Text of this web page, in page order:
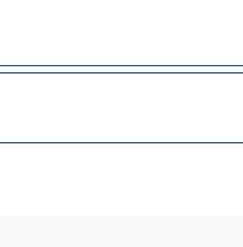
r. w sprawie
Ministra
z
w sprawie
kwalifikację do:
prowadzone w formie
Wyższego z dnia 25
2019 r., poz. 1450).